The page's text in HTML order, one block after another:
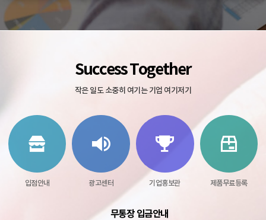
Success Together
작은 일도 소중히 여기는 기업 여기저기
입점안내 광고센터 기업홍보관 제품무료등록
무통장 입금안내